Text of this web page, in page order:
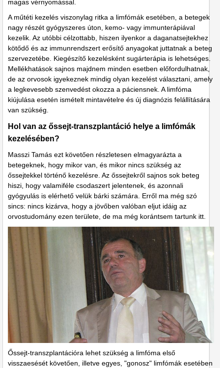
magas vérnyomással.
A műtéti kezelés viszonylag ritka a limfómák esetében, a betegek
nagy részét gyógyszeres úton, kemo- vagy immunterápiával
kezelik. Az utóbbi célzottabb, hiszen ilyenkor a daganatsejtekhez
kötődő és az immunrendszert erősítő anyagokat juttatnak a beteg
szervezetébe. Kiegészítő kezelésként sugárterápia is lehetséges.
Mellékhatások sajnos majdnem minden esetben előfordulhatnak,
de az orvosok igyekeznek mindig olyan kezelést választani, amely
a legkevesebb szenvedést okozza a páciensnek. A limfóma
kiújulása esetén ismételt mintavételre és új diagnózis felállítására
van szükség.
Hol van az őssejt-transzplantáció helye a limfómák
kezelésében?
Masszi Tamás ezt követően részletesen elmagyarázta a
betegeknek, hogy mikor van, és mikor nincs szükség az
őssejtekkel történő kezelésre. Az őssejtekről sajnos sok beteg
hiszi, hogy valamiféle csodaszert jelentenek, és azonnali
gyógyulás is elérhető velük bárki számára. Erről ma még szó
sincs: nincs kizárva, hogy a jövőben valóban eljut idáig az
orvostudomány ezen területe, de ma még korántsem tartunk itt.
Őssejt-transzplantációra lehet szükség a limfóma első
visszaesését követően, illetve egyes, "gonosz" limfómák esetében